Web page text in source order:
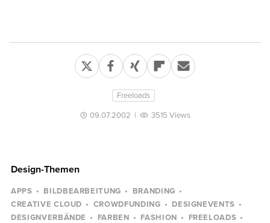
Freeloads
09.07.2002 | 3515 Views
Design-Themen
APPS BILDBEARBEITUNG
BRANDING
CREATIVE CLOUD
CROWDFUNDING
DESIGNEVENTS
DESIGNVERBÄNDE
FARBEN FASHION
FREELOADS